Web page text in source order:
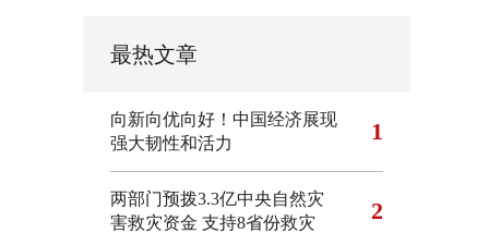
最热文章
向新向优向好！中国经济展现
强大韧性和活力
1
两部门预拨3.3亿中央自然灾
害救灾资金 支持8省份救灾
2